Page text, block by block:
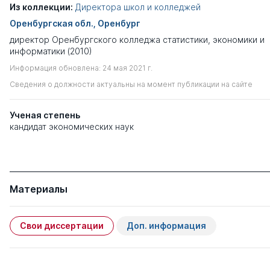
Из коллекции: Директора школ и колледжей
Оренбургская обл., Оренбург
директор Оренбургского колледжа статистики, экономики и
информатики (2010)
Информация обновлена: 24 мая 2021 г.
Сведения о должности актуальны на момент публикации на сайте
Ученая степень
кандидат экономических наук
Материалы
Свои диссертации Доп. информация